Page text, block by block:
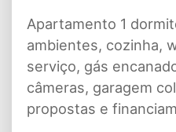
Apartamento 1
ambientes, cozinha,
serviço, gás
câmeras, garagem
propostas e